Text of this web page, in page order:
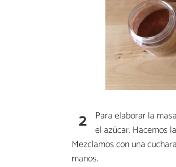
2 Para elaborar la
el azúcar. Hacemos
Mezclamos con una
manos.